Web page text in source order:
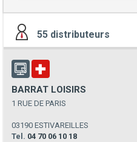
55 distributeurs
BARRAT LOISIRS
1 RUE DE PARIS
03190 ESTIVAREILLES
Tel. 04 70 06 10 18